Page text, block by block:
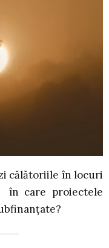
călătoriile în locuri
în care proiectele